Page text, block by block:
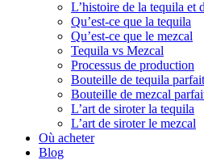
L’histoire de la tequila et
Qu’est-ce que la tequila
Qu’est-ce que le mezcal
Tequila vs Mezcal
Processus de production
Bouteille de tequila
Bouteille de mezcal
L’art de siroter la tequila
L’art de siroter le mezcal
Où acheter
Blog